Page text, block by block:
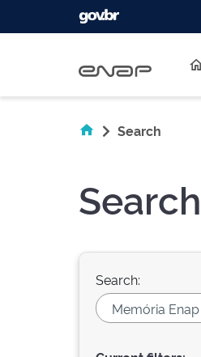
Search
Search
Search: